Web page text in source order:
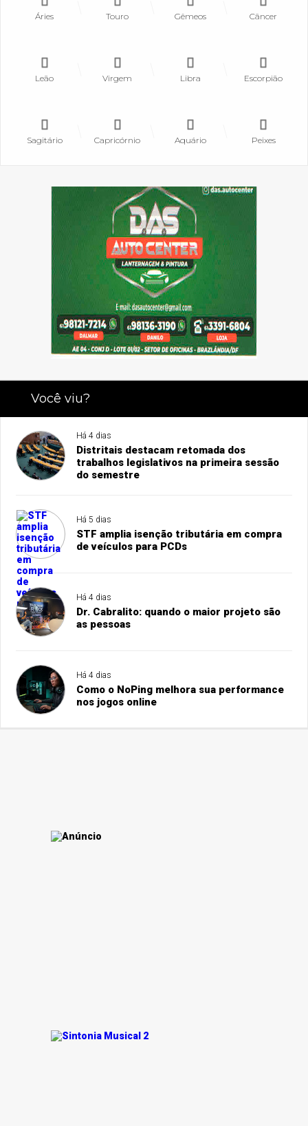
Áries Touro Gêmeos Câncer
Leão Virgem Libra Escorpião
Sagitário Capricórnio Aquário Peixes
Você viu?
Há 4 dias
Distritais destacam retomada dos
trabalhos legislativos na primeira sessão
do semestre
Há 5 dias
STF amplia isenção tributária em compra
de veículos para PCDs
Há 4 dias
Dr. Cabralito: quando o maior projeto são
as pessoas
Há 4 dias
Como o NoPing melhora sua performance
nos jogos online